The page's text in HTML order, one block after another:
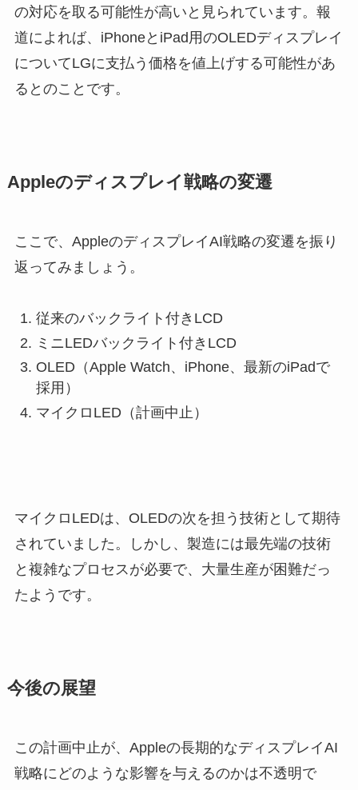
の対応を取る可能性が高いと見られています。報
道によれば、iPhoneとiPad用のOLEDディスプレイ
についてLGに支払う価格を値上げする可能性があ
るとのことです。
Appleのディスプレイ戦略の変遷
ここで、AppleのディスプレイAI戦略の変遷を振り
返ってみましょう。
従来のバックライト付きLCD
ミニLEDバックライト付きLCD
OLED（Apple Watch、iPhone、最新のiPadで
採用）
マイクロLED（計画中止）
マイクロLEDは、OLEDの次を担う技術として期待
されていました。しかし、製造には最先端の技術
と複雑なプロセスが必要で、大量生産が困難だっ
たようです。
今後の展望
この計画中止が、Appleの長期的なディスプレイAI
戦略にどのような影響を与えるのかは不透明で